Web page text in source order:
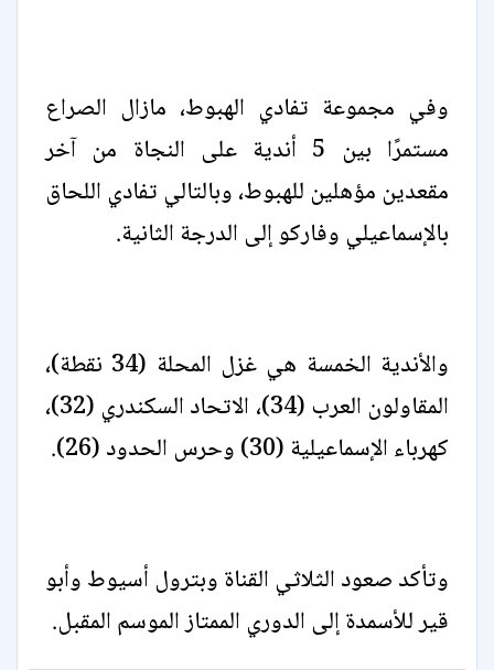
وفي مجموعة تفادي الهبوط، مازال الصراع
مستمرًا بين 5 أندية على النجاة من آخر
مقعدين مؤهلين للهبوط، وبالتالي تفادي اللحاق
بالإسماعيلي وفاركو إلى الدرجة الثانية.
والأندية الخمسة هي غزل المحلة (34 نقطة)،
المقاولون العرب (34)، الاتحاد السكندري (32)،
كهرباء الإسماعيلية (30) وحرس الحدود (26).
وتأكد صعود الثلاثي القناة وبترول أسيوط وأبو
قير للأسمدة إلى الدوري الممتاز الموسم المقبل.